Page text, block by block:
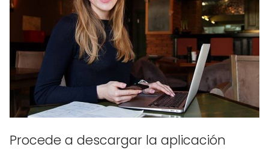
Procede a descargar la aplicación